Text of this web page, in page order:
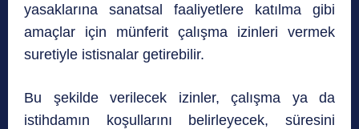
yasaklarına sanatsal faaliyetlere katılma gibi
amaçlar için münferit çalışma izinleri vermek
suretiyle istisnalar getirebilir.
Bu şekilde verilecek izinler, çalışma ya da
istihdamın koşullarını belirleyecek, süresini